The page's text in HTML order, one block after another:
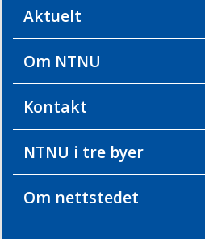
Aktuelt
Om NTNU
Kontakt
NTNU i tre byer
Om nettstedet